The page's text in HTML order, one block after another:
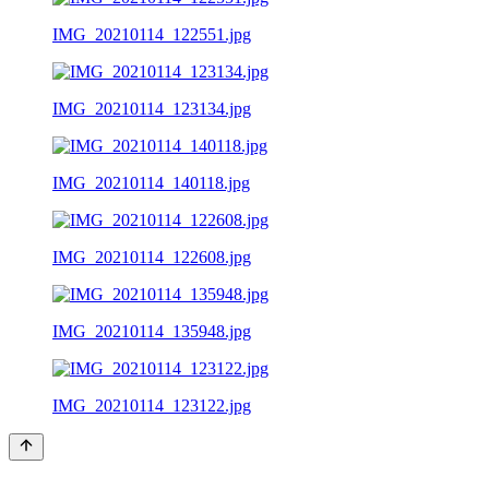
IMG_20210114_122551.jpg
IMG_20210114_123134.jpg
IMG_20210114_140118.jpg
IMG_20210114_122608.jpg
IMG_20210114_135948.jpg
IMG_20210114_123122.jpg